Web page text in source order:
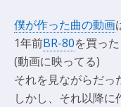
僕が作った曲の動画
1年前BR-80を買っ
(動画に映ってる)
それを見ながらだ
しかし、それ以降